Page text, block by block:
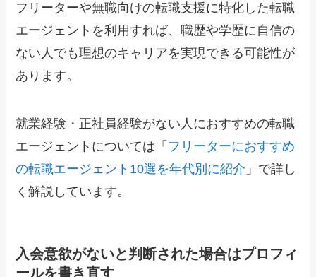
フリーターや無職向けの転職支援に特化した転職
エージェントを利用すれば、職歴や学歴に自信の
ない人でも理想のキャリアを実現できる可能性が
あります。
就業経験・正社員経験がない人におすすめの転職
エージェントについては「 フリーターにおすすめ
の転職エージェント10選を年代別に紹介 」で詳し
く解説しています。
入会意欲がないと判断された場合はプロフィ
ールを書き直す